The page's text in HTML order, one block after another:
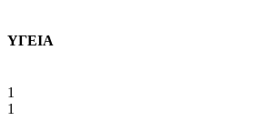
ΥΓΕΙΑ
1
1